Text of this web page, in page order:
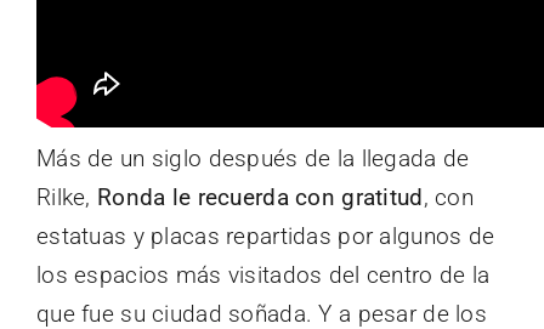
Más de un siglo después de la llegada de
Rilke, Ronda le recuerda con gratitud, con
estatuas y placas repartidas por algunos de
los espacios más visitados del centro de la
que fue su ciudad soñada. Y a pesar de los